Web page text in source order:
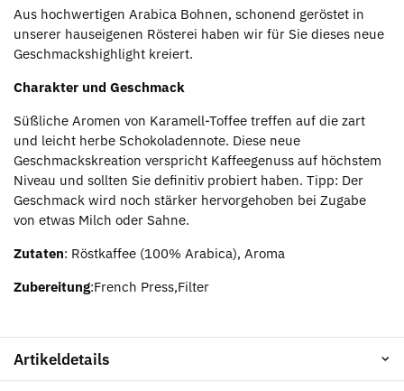
Aus hochwertigen Arabica Bohnen, schonend geröstet in
unserer hauseigenen Rösterei haben wir für Sie dieses neue
Geschmackshighlight kreiert.
Charakter und Geschmack
Süßliche Aromen von Karamell-Toffee treffen auf die zart
und leicht herbe Schokoladennote. Diese neue
Geschmackskreation verspricht Kaffeegenuss auf höchstem
Niveau und sollten Sie definitiv probiert haben. Tipp: Der
Geschmack wird noch stärker hervorgehoben bei Zugabe
von etwas Milch oder Sahne.
Zutaten: Röstkaffee (100% Arabica), Aroma
Zubereitung:French Press,Filter
Artikeldetails